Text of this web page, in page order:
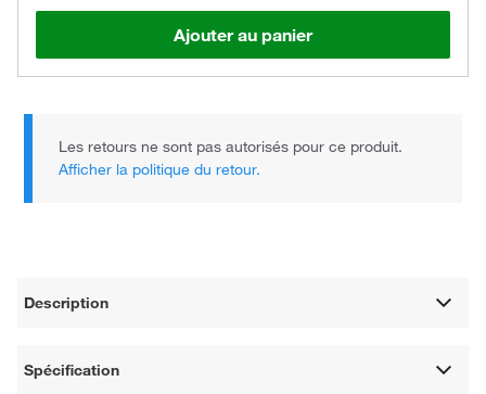
Ajouter au panier
Les retours ne sont pas autorisés pour ce produit.
Afficher la politique du retour.
Description
Spécification